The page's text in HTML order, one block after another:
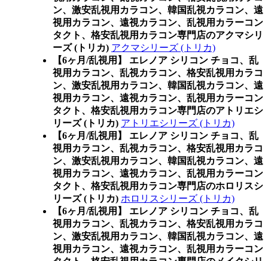
ン、激安乱視用カラコン、韓国乱視カラコン、遠
視用カラコン、遠視カラコン、乱視用カラーコン
タクト、格安乱視用カラコン専門店のアクマシリ
ーズ (トリカ) アクマシリーズ (トリカ)
【6ヶ月/乱視用】 エレノア シリコン チョコ、乱
視用カラコン、乱視カラコン、格安乱視用カラコ
ン、激安乱視用カラコン、韓国乱視カラコン、遠
視用カラコン、遠視カラコン、乱視用カラーコン
タクト、格安乱視用カラコン専門店のアトリエシ
リーズ (トリカ) アトリエシリーズ (トリカ)
【6ヶ月/乱視用】 エレノア シリコン チョコ、乱
視用カラコン、乱視カラコン、格安乱視用カラコ
ン、激安乱視用カラコン、韓国乱視カラコン、遠
視用カラコン、遠視カラコン、乱視用カラーコン
タクト、格安乱視用カラコン専門店のホロリスシ
リーズ (トリカ) ホロリスシリーズ (トリカ)
【6ヶ月/乱視用】 エレノア シリコン チョコ、乱
視用カラコン、乱視カラコン、格安乱視用カラコ
ン、激安乱視用カラコン、韓国乱視カラコン、遠
視用カラコン、遠視カラコン、乱視用カラーコン